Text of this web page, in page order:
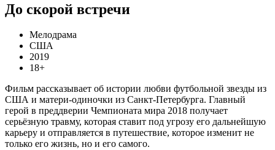
До скорой встречи
Мелодрама
США
2019
18+
Фильм рассказывает об истории любви футбольной звезды из
США и матери-одиночки из Санкт-Петербурга. Главный
герой в преддверии Чемпионата мира 2018 получает
серьёзную травму, которая ставит под угрозу его дальнейшую
карьеру и отправляется в путешествие, которое изменит не
только его жизнь, но и его самого.